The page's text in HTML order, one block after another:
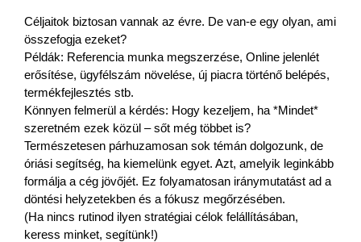
Céljaitok biztosan vannak az évre. De van-e egy olyan, ami
összefogja ezeket?
Példák: Referencia munka megszerzése, Online jelenlét
erősítése, ügyfélszám növelése, új piacra történő belépés,
termékfejlesztés stb.
Könnyen felmerül a kérdés: Hogy kezeljem, ha *Mindet*
szeretném ezek közül – sőt még többet is?
Természetesen párhuzamosan sok témán dolgozunk, de
óriási segítség, ha kiemelünk egyet. Azt, amelyik leginkább
formálja a cég jövőjét. Ez folyamatosan iránymutatást ad a
döntési helyzetekben és a fókusz megőrzésében.
(Ha nincs rutinod ilyen stratégiai célok felállításában,
keress minket, segítünk!)